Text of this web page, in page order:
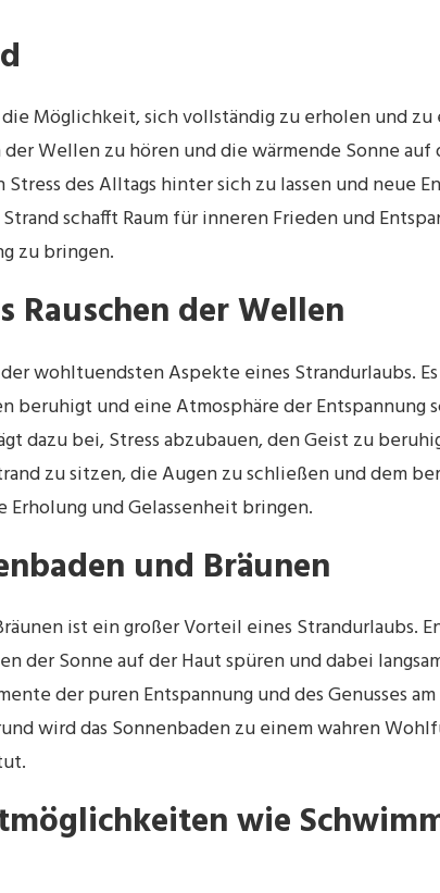
Möglichkeit, sich vollständig zu erholen und zu
Wellen zu hören und die wärmende Sonne auf
des Alltags hinter sich zu lassen und neue
schafft Raum für inneren Frieden und
zu bringen.
Rauschen der Wellen
wohltuendsten Aspekte eines Strandurlaubs.
und eine Atmosphäre der Entspannung
dazu bei, Stress abzubauen, den Geist zu
zu sitzen, die Augen zu schließen und dem
Erholung und Gelassenheit bringen.
und Bräunen
ist ein großer Vorteil eines Strandurlaubs.
der Sonne auf der Haut spüren und dabei
der puren Entspannung und des Genusses
wird das Sonnenbaden zu einem wahren
wie